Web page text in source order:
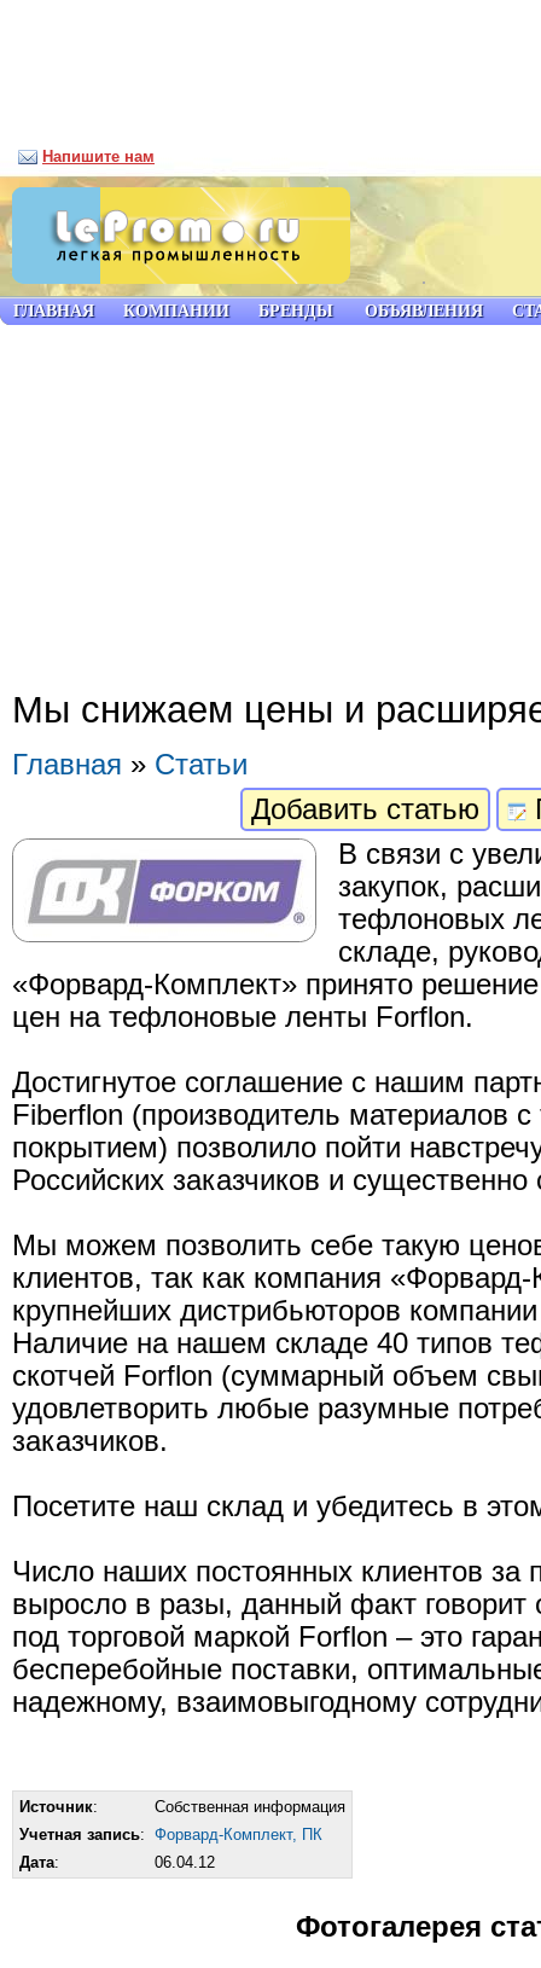
Мы снижаем цены и
Главная » Статьи
Добавить статью
В связи с
закупок,
тефлоновых
складе,
«Форвард-Комплект» принято
цен на тефлоновые ленты Forflon.
Достигнутое соглашение с нашим
Fiberflon (производитель материалов
покрытием) позволило пойти
Российских заказчиков и
Мы можем позволить себе такую
клиентов, так как компания
крупнейших дистрибьюторов
Наличие на нашем складе 40 типов
скотчей Forflon (суммарный объем
удовлетворить любые разумные
заказчиков.
Посетите наш склад и убедитесь в
Число наших постоянных клиентов за
выросло в разы, данный факт говорит
под торговой маркой Forflon – это
бесперебойные поставки,
надежному, взаимовыгодному
Источник:
Собственная информация
Учетная запись: Форвард-Комплект, ПК
Дата: 06.04.12
Фотогалерея
ГЛАВНАЯ КОМПАНИИ БРЕНДЫ ОБЪЯВЛЕНИЯ
Напишите нам